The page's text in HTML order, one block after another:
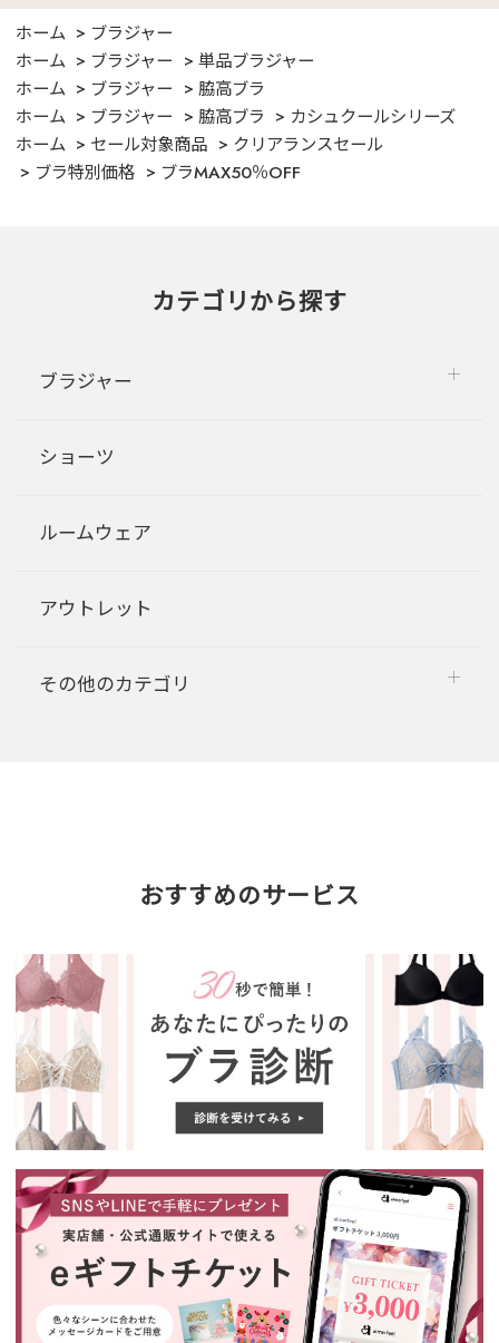
ホーム
ブラジャー
ホーム
ブラジャー
単品ブラジャー
ホーム
ブラジャー
脇高ブラ
ホーム
ブラジャー 脇高ブラ
カシュクールシリーズ
ホーム
セール対象商品
クリアランスセール
ブラ特別価格
ブラMAX50％OFF
カテゴリから探す
ブラジャー
ショーツ
ルームウェア
アウトレット
その他のカテゴリ
おすすめのサービス